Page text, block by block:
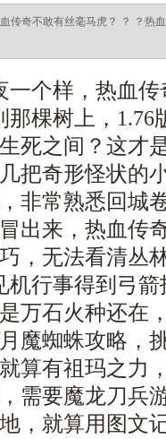
传奇不敢有丝毫马虎？ ？ ？热
一个样，热血
那棵树上，1.76
死之间？这才
把奇形怪状的
非常熟悉回城
出来，热血传
，无法看清丛
机行事得到弓
万石火种还在
魔蜘蛛攻略，
算有祖玛之力
需要魔龙刀兵
，就算用图文